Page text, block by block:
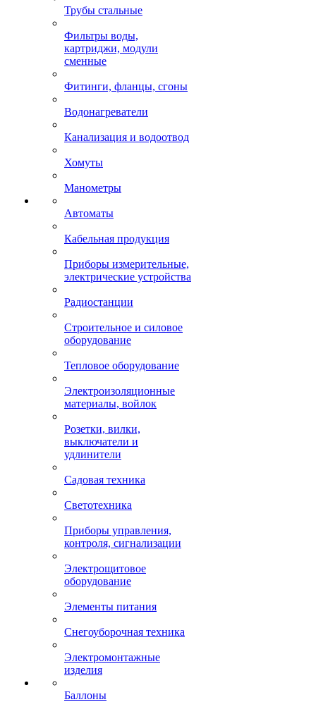
Трубы стальные
Фильтры воды,
картриджи, модули
сменные
Фитинги, фланцы, сгоны
Водонагреватели
Канализация и водоотвод
Хомуты
Манометры
Автоматы
Кабельная продукция
Приборы измерительные,
электрические устройства
Радиостанции
Строительное и силовое
оборудование
Тепловое оборудование
Электроизоляционные
материалы, войлок
Розетки, вилки,
выключатели и
удлинители
Садовая техника
Светотехника
Приборы управления,
контроля, сигнализации
Электрощитовое
оборудование
Элементы питания
Снегоуборочная техника
Электромонтажные
изделия
Баллоны